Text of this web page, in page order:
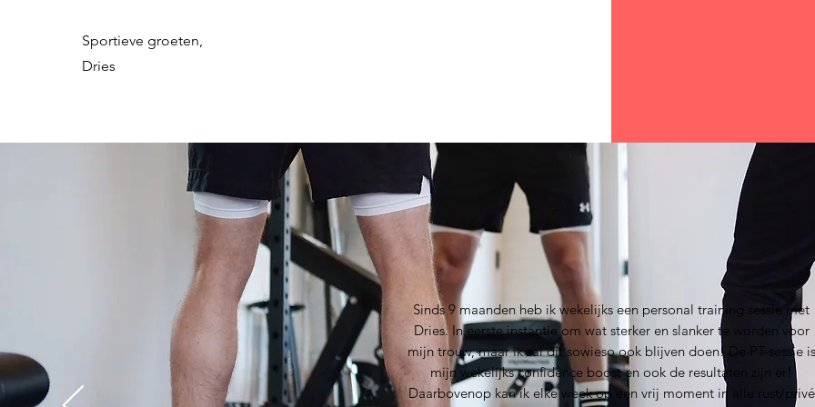
Sportieve groeten,
Dries
Sinds 9 maanden heb ik wekelijks een personal training sessie met
Dries. In eerste instantie om wat sterker en slanker te worden voor
mijn trouw, maar ik zal dit sowieso ook blijven doen! De PT-sessie is
mijn wekelijks confidence boost en ook de resultaten zijn er!
Daarbovenop kan ik elke week op een vrij moment in alle rust/privé